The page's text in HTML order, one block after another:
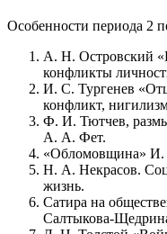
Особенности периода 2
А. Н. Островский
конфликты
И. С. Тургенев
конфликт,
Ф. И. Тютчев,
А. А. Фет.
«Обломовщина» И.
Н. А. Некрасов.
жизнь.
Сатира на
Салтыкова-